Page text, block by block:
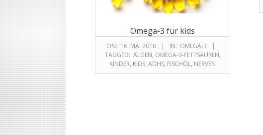
Omega-3 für kids
ON: 16. MAI 2018 IN: OMEGA-3
TAGGED: ALGEN, OMEGA-3-FETTSÄUREN,
KINDER, KIDS, ADHS, FISCHÖL, NERVEN